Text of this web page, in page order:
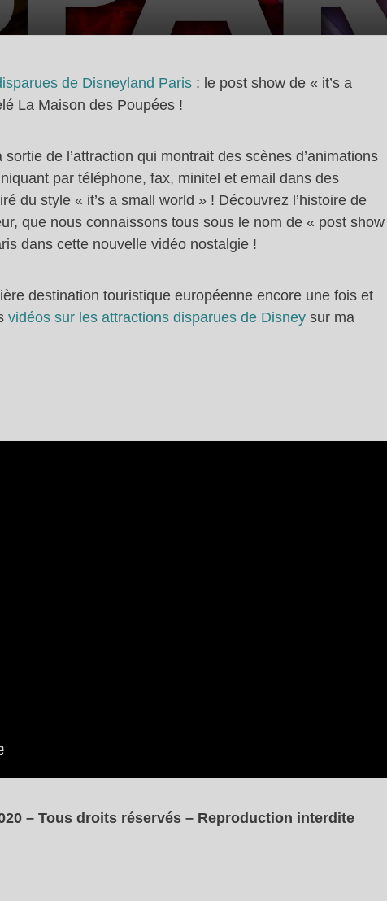
de Disneyland Paris : le post show de « it’s a
La Maison des Poupées !
de l’attraction qui montrait des scènes d’animations
par téléphone, fax, minitel et email dans des
du style « it’s a small world » ! Découvrez l’histoire de
que nous connaissons tous sous le nom de « post show
dans cette nouvelle vidéo nostalgie !
destination touristique européenne encore une fois et
vidéos sur les attractions disparues de Disney sur ma
– Tous droits réservés – Reproduction interdite